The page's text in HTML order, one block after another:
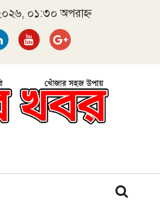
০১:৩০ অপরাহ্ন